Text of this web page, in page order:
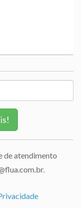
de atendimento